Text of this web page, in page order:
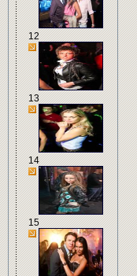
12
13
14
15